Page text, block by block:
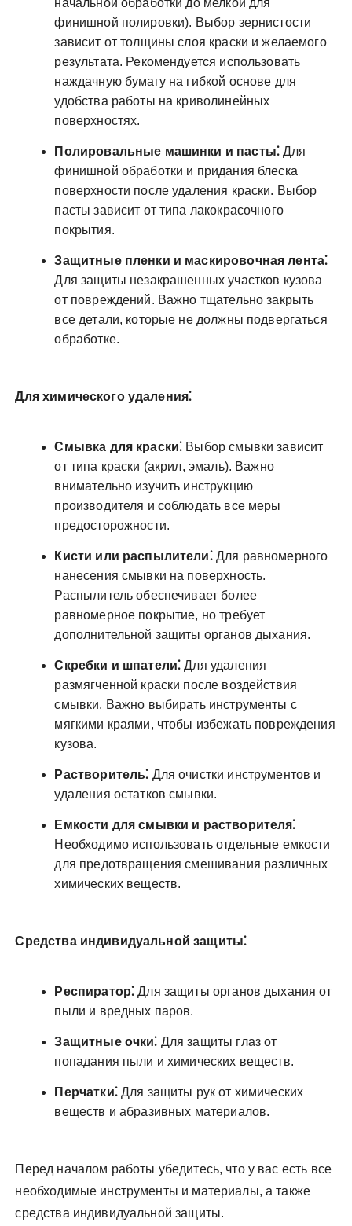
начальной обработки до мелкой для
финишной полировки). Выбор зернистости
зависит от толщины слоя краски и желаемого
результата. Рекомендуется использовать
наждачную бумагу на гибкой основе для
удобства работы на криволинейных
поверхностях.
Полировальные машинки и пасты⁚Для
финишной обработки и придания блеска
поверхности после удаления краски. Выбор
пасты зависит от типа лакокрасочного
покрытия.
Защитные пленки и маскировочная лента⁚
Для защиты незакрашенных участков кузова
от повреждений. Важно тщательно закрыть
все детали, которые не должны подвергаться
обработке.
Для химического удаления⁚
Смывка для краски⁚ Выбор смывки зависит
от типа краски (акрил, эмаль). Важно
внимательно изучить инструкцию
производителя и соблюдать все меры
предосторожности.
Кисти или распылители⁚Для равномерного
нанесения смывки на поверхность.
Распылитель обеспечивает более
равномерное покрытие, но требует
дополнительной защиты органов дыхания.
Скребки и шпатели⁚ Для удаления
размягченной краски после воздействия
смывки. Важно выбирать инструменты с
мягкими краями, чтобы избежать повреждения
кузова.
Растворитель⁚ Для очистки инструментов и
удаления остатков смывки.
Емкости для смывки и растворителя⁚
Необходимо использовать отдельные емкости
для предотвращения смешивания различных
химических веществ.
Средства индивидуальной защиты⁚
Респиратор⁚ Для защиты органов дыхания от
пыли и вредных паров.
Защитные очки⁚ Для защиты глаз от
попадания пыли и химических веществ.
Перчатки⁚Для защиты рук от химических
веществ и абразивных материалов.
Перед началом работы убедитесь, что у вас есть все
необходимые инструменты и материалы, а также
средства индивидуальной защиты.